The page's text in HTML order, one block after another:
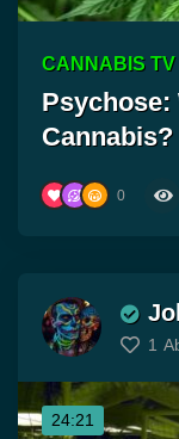
CANNABIS TV
0
1
24:21